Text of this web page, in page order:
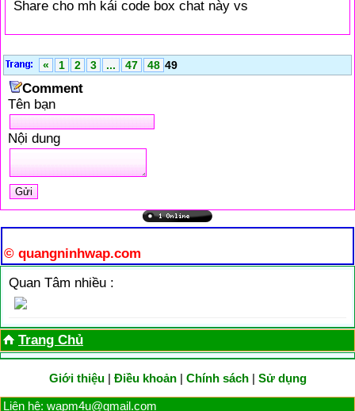
Share cho mh kái code box chat này vs
« 1 2 3 ... 47 48 49
Comment
Tên bạn
Nội dung
© quangninhwap.com
Quan Tâm nhiều :
Trang Chủ
Giới thiệu| Điều khoản| Chính sách| Sử dụng
Liên hệ: wapm4u@gmail.com